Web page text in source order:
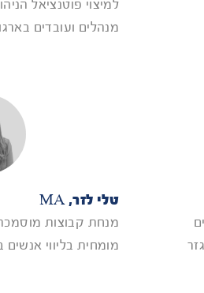
למיצוי פוטנציאל
מנהלים ועובדים
טלי לזר, MA
מנחת קבוצות
מומחית בליווי